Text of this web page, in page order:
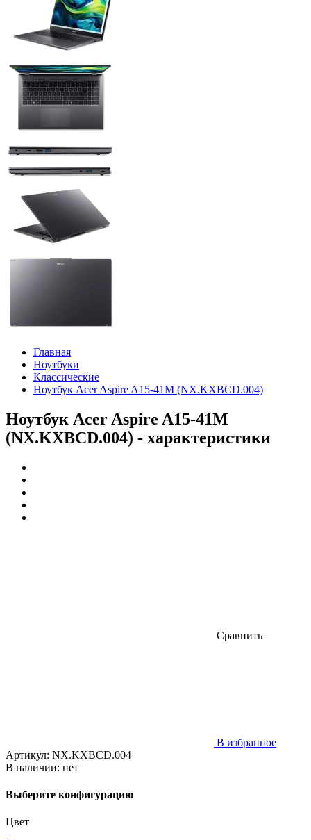
Главная
Ноутбуки
Классические
Ноутбук Acer Aspire A15-41M (NX.KXBCD.004)
Ноутбук Acer Aspire A15-41M
(NX.KXBCD.004) - характеристики
Сравнить
В избранное
Артикул: NX.KXBCD.004
В наличии: нет
Выберите конфигурацию
Цвет